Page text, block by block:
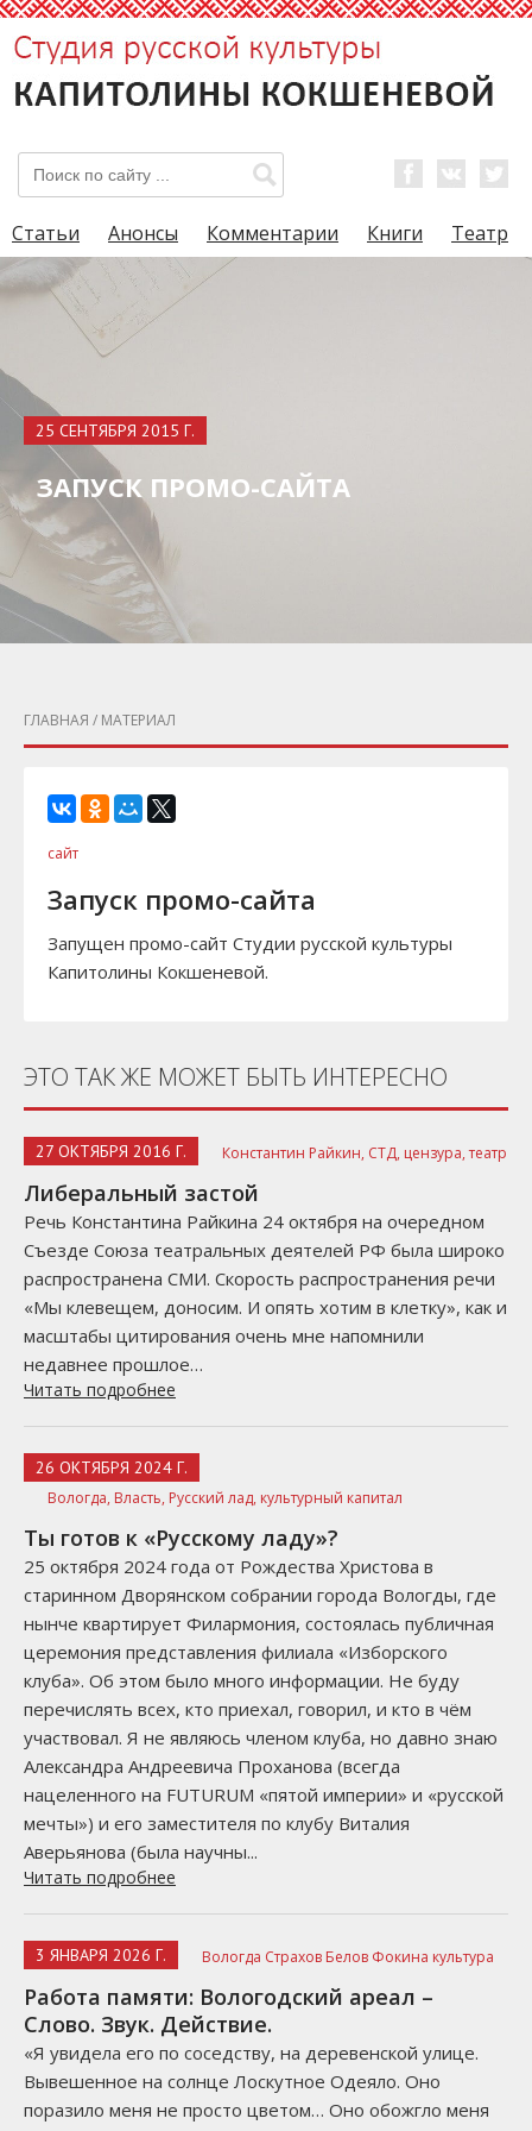
Статьи Анонсы Комментарии Книги Театр
25 СЕНТЯБРЯ 2015 Г.
ЗАПУСК ПРОМО-САЙТА
ГЛАВНАЯ / МАТЕРИАЛ
сайт
Запуск промо-сайта
Запущен промо-сайт Студии русской культуры
Капитолины Кокшеневой.
ЭТО ТАК ЖЕ МОЖЕТ БЫТЬ ИНТЕРЕСНО
27 ОКТЯБРЯ 2016 Г. Константин Райкин, СТД, цензура, театр
Либеральный застой
Речь Константина Райкина 24 октября на очередном
Съезде Союза театральных деятелей РФ была широко
распространена СМИ. Скорость распространения речи
«Мы клевещем, доносим. И опять хотим в клетку», как и
масштабы цитирования очень мне напомнили
недавнее прошлое…
Читать подробнее
26 ОКТЯБРЯ 2024 Г.
Вологда, Власть, Русский лад, культурный капитал
Ты готов к «Русскому ладу»?
25 октября 2024 года от Рождества Христова в
старинном Дворянском собрании города Вологды, где
нынче квартирует Филармония, состоялась публичная
церемония представления филиала «Изборского
клуба». Об этом было много информации. Не буду
перечислять всех, кто приехал, говорил, и кто в чём
участвовал. Я не являюсь членом клуба, но давно знаю
Александра Андреевича Проханова (всегда
нацеленного на FUTURUM «пятой империи» и «русской
мечты») и его заместителя по клубу Виталия
Аверьянова (была научны...
Читать подробнее
3 ЯНВАРЯ 2026 Г. Вологда Страхов Белов Фокина культура
Работа памяти: Вологодский ареал –
Слово. Звук. Действие.
«Я увидела его по соседству, на деревенской улице.
Вывешенное на солнце Лоскутное Одеяло. Оно
поразило меня не просто цветом… Оно обожгло меня